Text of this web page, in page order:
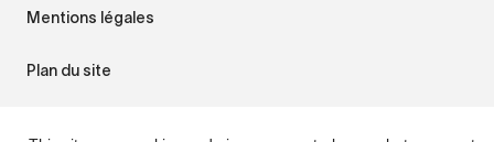
Mentions légales
Plan du site